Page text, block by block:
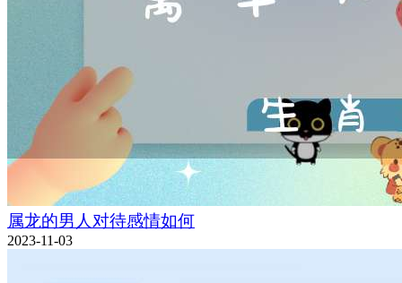
属龙的男人对待感情如何
2023-11-03